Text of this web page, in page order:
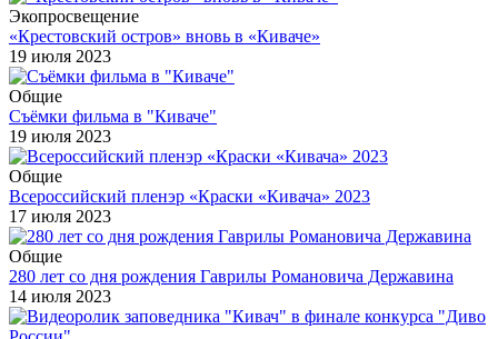
Экопросвещение
«Крестовский остров» вновь в «Киваче»
19 июля 2023
Общие
Съёмки фильма в "Киваче"
19 июля 2023
Общие
Всероссийский пленэр «Краски «Кивача» 2023
17 июля 2023
Общие
280 лет со дня рождения Гаврилы Романовича Державина
14 июля 2023